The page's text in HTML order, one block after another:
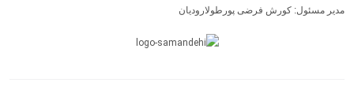
مدیر مسئول: کورش فرضی پورطولارودیان